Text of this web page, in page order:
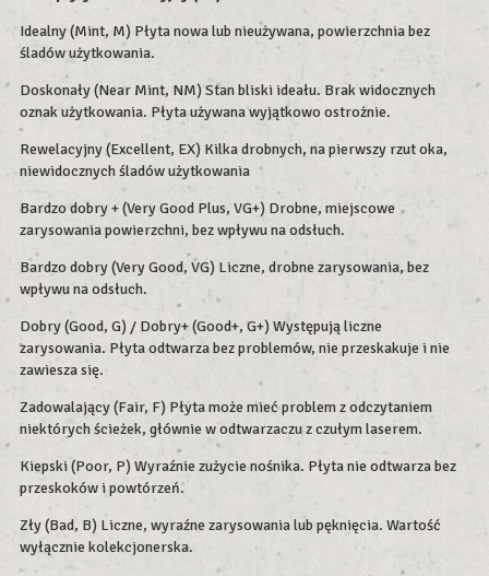
Idealny (Mint, M) Płyta nowa lub nieużywana, powierzchnia bez
śladów użytkowania.
Doskonały (Near Mint, NM) Stan bliski ideału. Brak widocznych
oznak użytkowania. Płyta używana wyjątkowo ostrożnie.
Rewelacyjny (Excellent, EX) Kilka drobnych, na pierwszy rzut oka,
niewidocznych śladów użytkowania
Bardzo dobry + (Very Good Plus, VG+) Drobne, miejscowe
zarysowania powierzchni, bez wpływu na odsłuch.
Bardzo dobry (Very Good, VG) Liczne, drobne zarysowania, bez
wpływu na odsłuch.
Dobry (Good, G) / Dobry+ (Good+, G+) Występują liczne
zarysowania. Płyta odtwarza bez problemów, nie przeskakuje i nie
zawiesza się.
Zadowalający (Fair, F) Płyta może mieć problem z odczytaniem
niektórych ścieżek, głównie w odtwarzaczu z czułym laserem.
Kiepski (Poor, P) Wyraźnie zużycie nośnika. Płyta nie odtwarza bez
przeskoków i powtórzeń.
Zły (Bad, B) Liczne, wyraźne zarysowania lub pęknięcia. Wartość
wyłącznie kolekcjonerska.